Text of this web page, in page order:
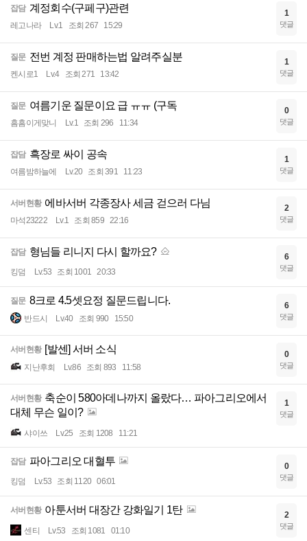
잡담 계정회수(구페구)관련
레고나라 Lv.1 조회 267 15:29
1
댓글
질문 전번 계정 판매하는법 알려주실분
켄시로1 Lv.4 조회 271 13:42
1
댓글
질문 여름기운 질문이요 급 ㅠㅠ (구독
흠흠이게맞니 Lv.1 조회 296 11:34
0
댓글
잡담 흑장로 싸이 공속
여름밤하늘에 Lv.20 조회 391 11:23
1
댓글
서버현황 에바서버 각종장사 세금 걷으러 다님
마석23222 Lv.1 조회 859 22:16
2
댓글
잡담 형님들 리니지 다시 할까요?
킹덤 Lv.53 조회 1001 20:33
6
댓글
질문 8크로 4.5셋요정 질문드립니다.
반드시 Lv.40 조회 990 15:50
6
댓글
서버현황 [발센] 서버 소식
지난후회 Lv.86 조회 893 11:58
0
댓글
서버현황 축순이 580아데나까지 올랐다… 파아그리오에서
대체 무슨 일이?
샤이쓰 Lv.25 조회 1208 11:21
1
댓글
잡담 파아그리오 대혈투
킹덤 Lv.53 조회 1120 06:01
0
댓글
서버현황 아툰서버 대장간 강화일기 1탄
센티 Lv.53 조회 1081 01:10
2
댓글